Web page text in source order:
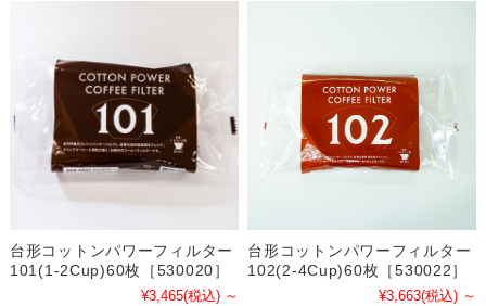
台形コットンパワーフィルター
101(1-2Cup)60枚［530020］
¥3,465(税込) ～
台形コットンパワーフィルター
102(2-4Cup)60枚［530022］
¥3,663(税込) ～